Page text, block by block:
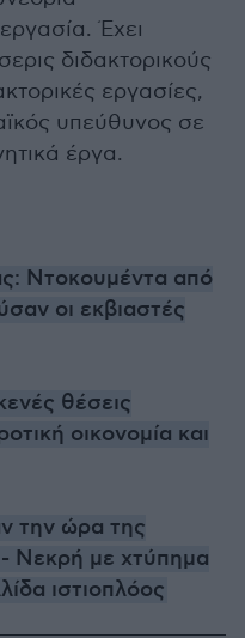
Έχει
διδακτορικούς
εργασίες,
υπεύθυνος σε
έργα.
Ντοκουμέντα από
οι εκβιαστές
θέσεις
οικονομία και
την ώρα της
Νεκρή με χτύπημα
ιστιοπλόος